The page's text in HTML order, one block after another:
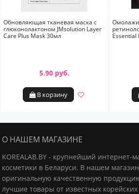
Обновляющая тканевая маска с
глюконолактоном JMsolution Layer
Care Plus Mask 30мл
5.90 руб.
В корзину
Essential
О НАШЕМ МАГАЗИНЕ
KOREALAB.BY - крупнейший интернет-
косметики в Беларуси. В нашем
оригинальную качественную
лучшие товары от известных